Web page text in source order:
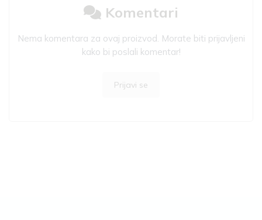
Komentari
Nema komentara za ovaj proizvod. Morate biti prijavljeni
kako bi poslali komentar!
Prijavi se